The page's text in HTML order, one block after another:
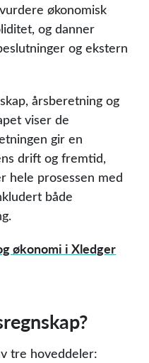
økonomisk
og danner
og ekstern
årsberetning og
viser de
gir en
drift og fremtid,
hele prosessen med
både
økonomi i Xledger
tre hoveddeler: